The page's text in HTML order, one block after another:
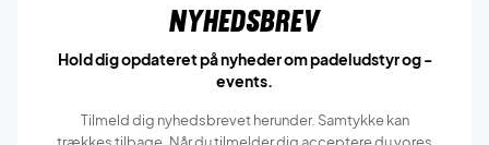
Nyhedsbrev
Hold dig opdateret på nyheder om padeludstyr og -
events.
Tilmeld dig nyhedsbrevet herunder. Samtykke kan